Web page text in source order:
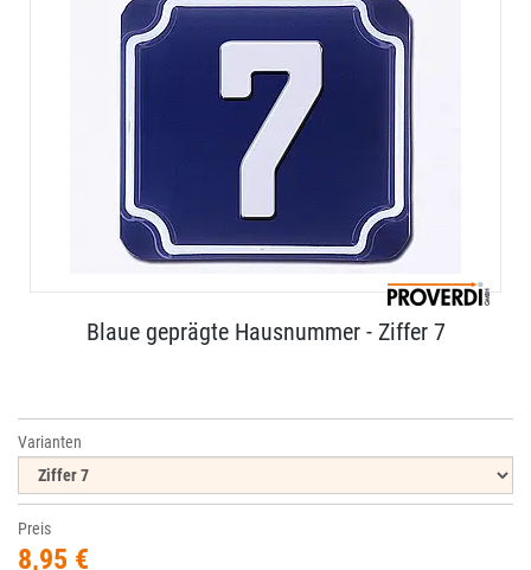
Blaue geprägte Hausnummer - Ziffer 7
Varianten
Preis
8,95 €